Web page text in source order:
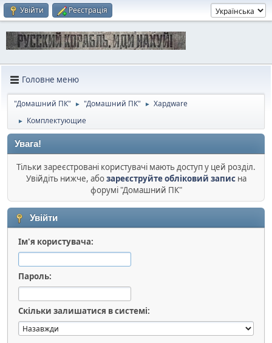
Увійти Реєстрація
Головне меню
"Домашний ПК" ► "Домашний ПК" ► Хардware
► Комплектующие
Увага!
Тільки зареєстровані користувачі мають доступ у цей розділ.
Увійдіть нижче, абозареєструйте обліковий записна
форумі "Домашний ПК"
Увійти
Ім'я користувача:
Пароль:
Скільки залишатися в системі: